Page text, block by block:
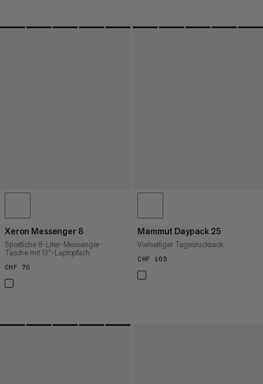
Xeron Messenger 8
Sportliche 8-Liter-Messenger-
Tasche mit 13"-Laptopfach
CHF 70
Mammut Daypack 25
Vielseitiger Tagesrucksack
CHF 105